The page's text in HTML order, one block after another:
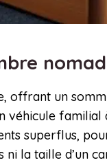
offrant un
véhicule
superflus,
la taille d’un